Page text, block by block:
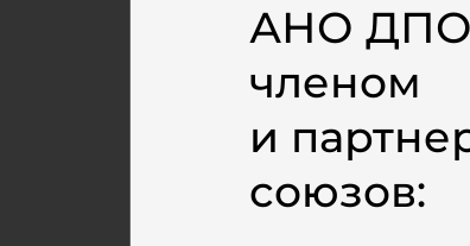
АНО ДПО
членом
и
союзов: